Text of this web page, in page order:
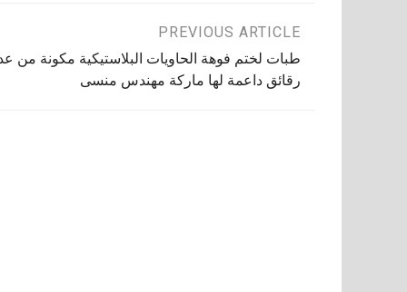
تصفّح
المقالات
PREVIOUS ARTICLE
طبات لختم فوهة الحاويات البلاستيكية مكونة من
رقائق داعمة لها ماركة مهندس منسى